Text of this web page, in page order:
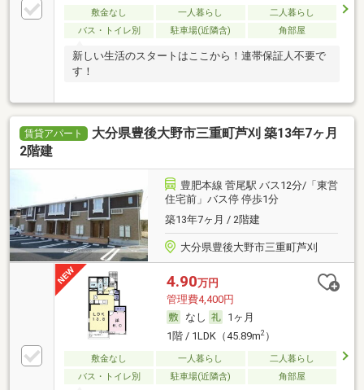
敷金なし 一人暮らし
二人暮らし
バス・トイレ別
駐車場(近隣含) 角部屋
新しい生活のスタートはここから！連帯保証人不要で
す！
賃貸アパート
大分県豊後大野市三重町芦刈 築13年7ヶ月
2階建
豊肥本線 菅尾駅 バス12分/「東営
住宅前」バス停 停歩1分
築13年7ヶ月 / 2階建
大分県豊後大野市三重町芦刈
4.90万円
管理費4,400円
なし
1ヶ月
1階 / 1LDK（45.89m2）
敷金なし 一人暮らし
二人暮らし
バス・トイレ別
駐車場(近隣含) 角部屋